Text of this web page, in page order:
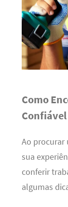
Como
Confiável
Ao procurar
sua
conferir
algumas